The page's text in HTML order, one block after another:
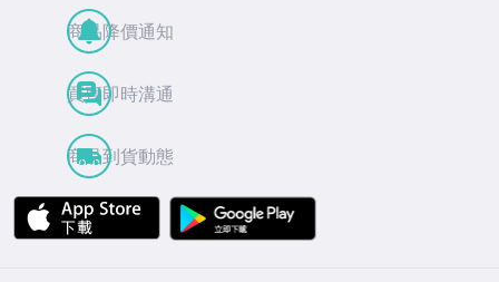
商品降價通知
買賣即時溝通
商品到貨動態
APP Store